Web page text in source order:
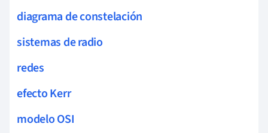
diagrama de constelación
sistemas de radio
redes
efecto Kerr
modelo OSI